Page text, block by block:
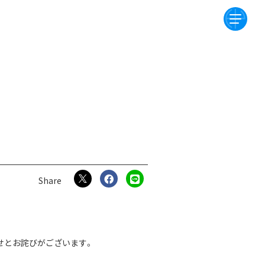
とお詫びがございます。